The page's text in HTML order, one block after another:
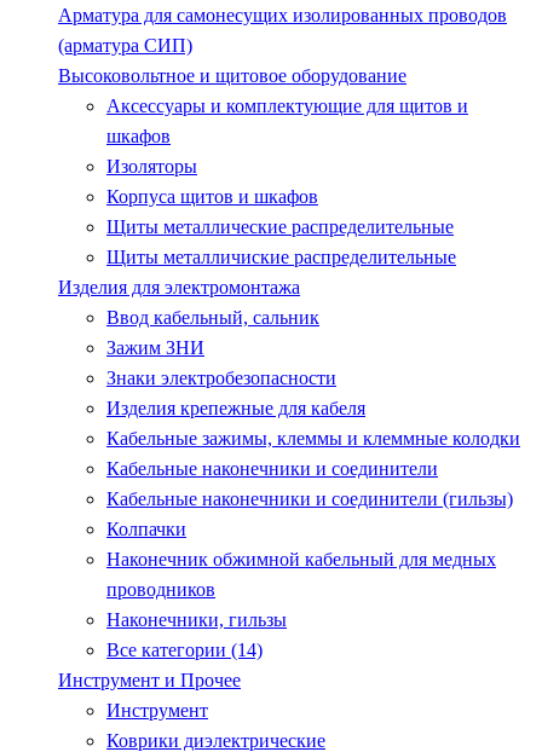
Арматура для самонесущих изолированных проводов
(арматура СИП)
Высоковольтное и щитовое оборудование
Аксессуары и комплектующие для щитов и
шкафов
Изоляторы
Корпуса щитов и шкафов
Щиты металлические распределительные
Щиты металличиские распределительные
Изделия для электромонтажа
Ввод кабельный, сальник
Зажим ЗНИ
Знаки электробезопасности
Изделия крепежные для кабеля
Кабельные зажимы, клеммы и клеммные колодки
Кабельные наконечники и соединители
Кабельные наконечники и соединители (гильзы)
Колпачки
Наконечник обжимной кабельный для медных
проводников
Наконечники, гильзы
Все категории (14)
Инструмент и Прочее
Инструмент
Коврики диэлектрические